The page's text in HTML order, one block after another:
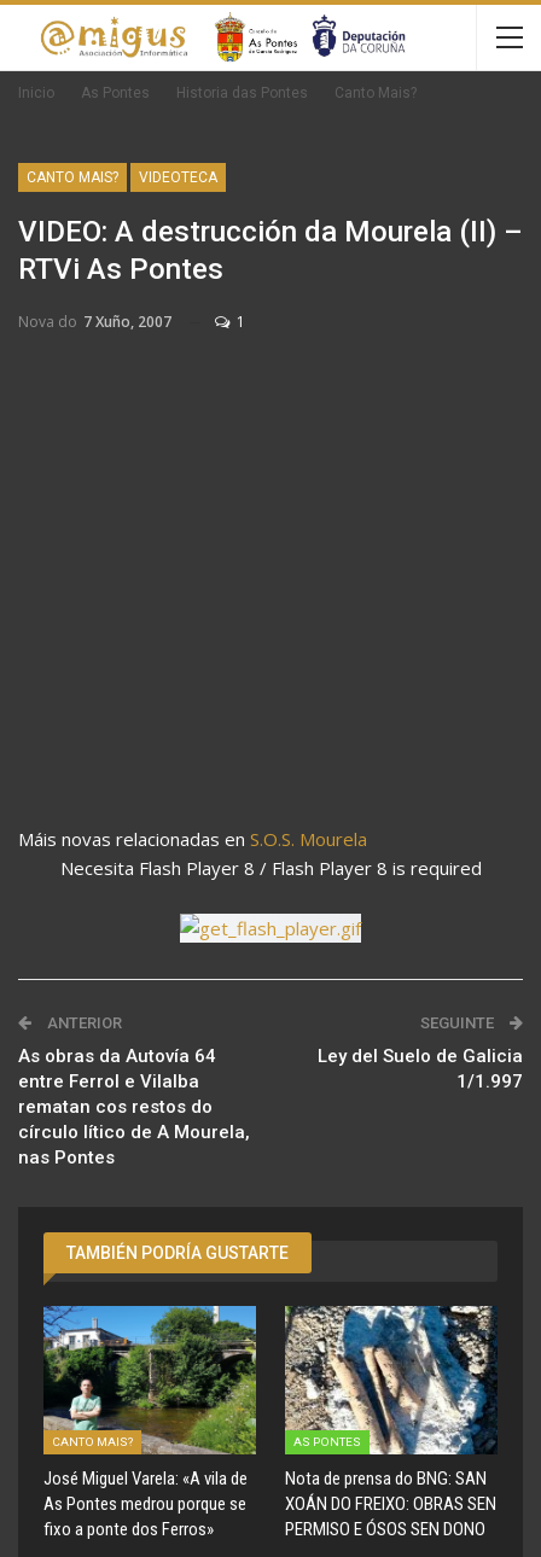
Inicio As Pontes Historia das Pontes Canto Mais?
CANTO MAIS? VIDEOTECA
VIDEO: A destrucción da Mourela (II) –
RTVi As Pontes
Nova do 7 Xuño, 2007 1
Máis novas relacionadas en S.O.S. Mourela
Necesita Flash Player 8 / Flash Player 8 is required
ANTERIOR
As obras da Autovía 64
entre Ferrol e Vilalba
rematan cos restos do
círculo lítico de A Mourela,
nas Pontes
SEGUINTE
Ley del Suelo de Galicia
1/1.997
TAMBIÉN PODRÍA GUSTARTE
CANTO MAIS?
José Miguel Varela: «A vila de
As Pontes medrou porque se
fixo a ponte dos Ferros»
AS PONTES
Nota de prensa do BNG: SAN
XOÁN DO FREIXO: OBRAS SEN
PERMISO E ÓSOS SEN DONO